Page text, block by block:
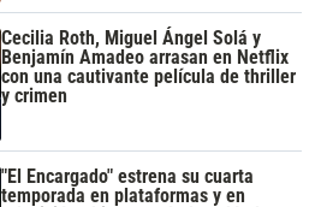
Cecilia Roth, Miguel Ángel Solá y
Benjamín Amadeo arrasan en Netflix
con una cautivante película de thriller
y crimen
"El Encargado" estrena su cuarta
temporada en plataformas y en